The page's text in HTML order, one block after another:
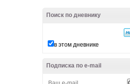
Поиск по дневнику
в этом дневнике
Подписка по e-mail